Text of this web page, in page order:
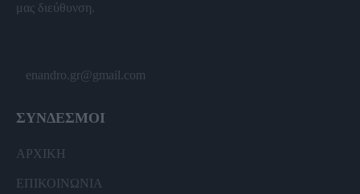
μας διεύθυνση.
enandro.gr@gmail.com
ΣΥΝΔΕΣΜΟΙ
ΑΡΧΙΚΗ
ΕΠΙΚΟΙΝΩΝΙΑ